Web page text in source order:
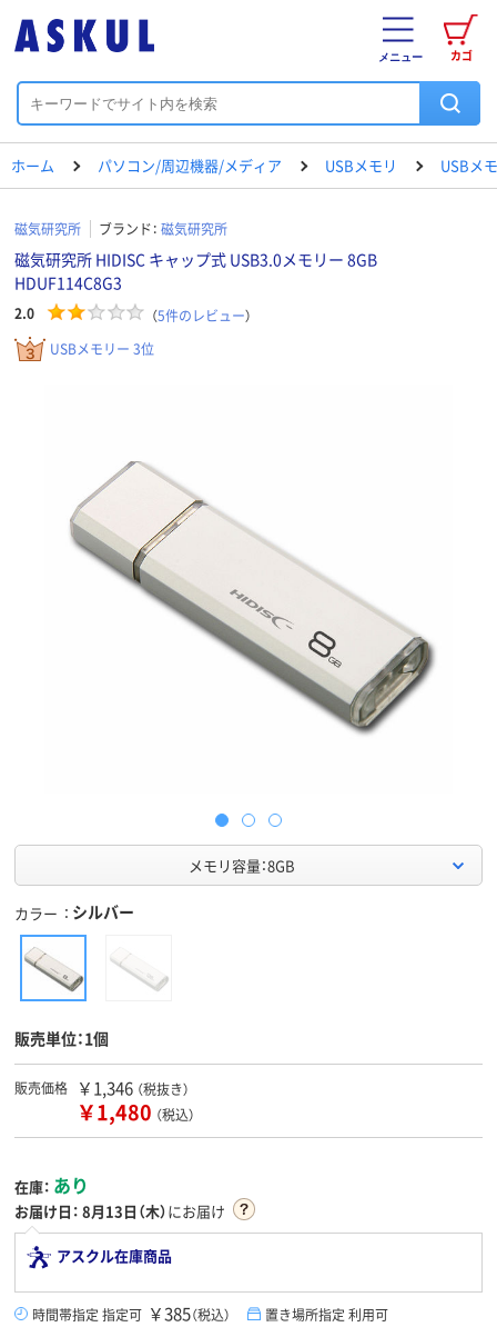
カゴ
メニュー
ホーム パソコン/周辺機器/メディア USBメモリ USBメ
磁気研究所 ブランド： 磁気研究所
磁気研究所 HIDISC キャップ式 USB3.0メモリー 8GB
HDUF114C8G3
2.0 （5件のレビュー）
USBメモリー 3位
メモリ容量：8GB
カラー シルバー
販売単位：1個
販売価格 ￥1,346 （税抜き）
￥1,480 （税込）
在庫： あり
お届け日： 8月13日（木）にお届け
アスクル在庫商品
時間帯指定 指定可 ￥385（税込） 置き場所指定 利用可